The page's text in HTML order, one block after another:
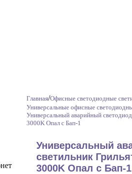
Главная/Офисные светодиодные
Универсальные офисные
Универсальный аварийный
3000K Опал с Бап-1
Универсальный
светильник
3000K Опал с Бап-1